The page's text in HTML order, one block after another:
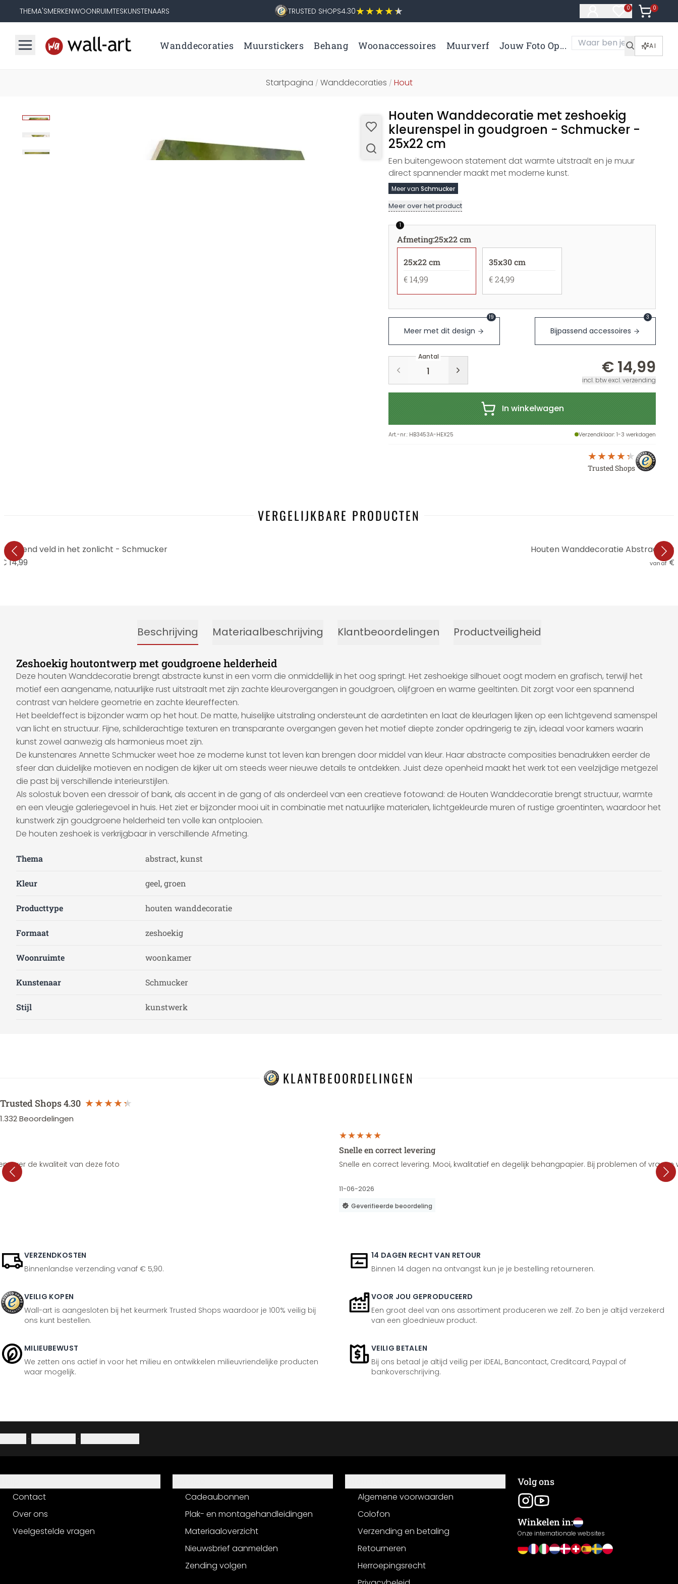
THEMA'SMERKENWOONRUIMTESKUNSTENAARS TRUSTED SHOPS4.30 0
Artikelen in
0
Artikelen
Wanddecoraties Muurstickers Behang Woonaccessoires Muurverf Jouw Foto Op... AI
Startpagina / Wanddecoraties / Hout
Houten Wanddecoratie met zeshoekig
kleurenspel in goudgroen - Schmucker -
25x22 cm
Een buitengewoon statement dat warmte uitstraalt en je muur
direct spannender maakt met moderne kunst.
Meer van Schmucker
Meer over het product
1
Afmeting:25x22 cm
25x22 cm
€ 14,99
35x30 cm
€ 24,99
Meer met dit design
19
Bijpassend accessoires
3
Aantal
€ 14,99
incl. btw excl. verzending
In winkelwagen
Art.-nr.: HB3453A-HEX25 Verzendklaar: 1-3 werkdagen
Trusted Shops
VERGELIJKBARE PRODUCTEN
veld in het zonlicht - Schmucker
€ 14,99
Houten Wanddecoratie Abstracte
vanaf €
Beschrijving Materiaalbeschrijving Klantbeoordelingen Productveiligheid
Zeshoekig houtontwerp met goudgroene helderheid
Deze houten Wanddecoratie brengt abstracte kunst in een vorm die onmiddellijk in het oog springt. Het zeshoekige silhouet oogt modern en grafisch, terwijl het
motief een aangename, natuurlijke rust uitstraalt met zijn zachte kleurovergangen in goudgroen, olijfgroen en warme geeltinten. Dit zorgt voor een spannend
contrast van heldere geometrie en zachte kleureffecten.
Het beeldeffect is bijzonder warm op het hout. De matte, huiselijke uitstraling ondersteunt de aardetinten en laat de kleurlagen lijken op een lichtgevend samenspel
van licht en structuur. Fijne, schilderachtige texturen en transparante overgangen geven het motief diepte zonder opdringerig te zijn, ideaal voor kamers waarin
kunst zowel aanwezig als harmonieus moet zijn.
De kunstenares Annette Schmucker weet hoe ze moderne kunst tot leven kan brengen door middel van kleur. Haar abstracte composities benadrukken eerder de
sfeer dan duidelijke motieven en nodigen de kijker uit om steeds weer nieuwe details te ontdekken. Juist deze openheid maakt het werk tot een veelzijdige metgezel
die past bij verschillende interieurstijlen.
Als solostuk boven een dressoir of bank, als accent in de gang of als onderdeel van een creatieve fotowand: de Houten Wanddecoratie brengt structuur, warmte
en een vleugje galeriegevoel in huis. Het ziet er bijzonder mooi uit in combinatie met natuurlijke materialen, lichtgekleurde muren of rustige groentinten, waardoor het
kunstwerk zijn goudgroene helderheid ten volle kan ontplooien.
De houten zeshoek is verkrijgbaar in verschillende Afmeting.
Thema abstract, kunst
Kleur geel, groen
Producttype houten wanddecoratie
Formaat zeshoekig
Woonruimte woonkamer
Kunstenaar Schmucker
Stijl kunstwerk
KLANTBEOORDELINGEN
Trusted Shops4.30
1.332Beoordelingen
over de kwaliteit van deze foto
Snelle en correct levering
Snelle en correct levering. Mooi, kwalitatief en degelijk behangpapier. Bij problemen of
11-06-2026
Geverifieerde beoordeling
VERZENDKOSTEN
Binnenlandse verzending vanaf € 5,90.
14 DAGEN RECHT VAN RETOUR
Binnen 14 dagen na ontvangst kun je je bestelling retourneren.
VEILIG KOPEN
Wall-art is aangesloten bij het keurmerk Trusted Shops waardoor je 100% veilig bij
ons kunt bestellen.
VOOR JOU GEPRODUCEERD
Een groot deel van ons assortiment produceren we zelf. Zo ben je altijd verzekerd
van een gloednieuw product.
MILIEUBEWUST
We zetten ons actief in voor het milieu en ontwikkelen milieuvriendelijke producten
waar mogelijk.
VEILIG BETALEN
Bij ons betaal je altijd veilig per iDEAL, Bancontact, Creditcard, Paypal of
bankoverschrijving.
· ·
Contact
Over ons
Veelgestelde vragen
Cadeaubonnen
Plak- en montagehandleidingen
Materiaaloverzicht
Nieuwsbrief aanmelden
Zending volgen
Algemene voorwaarden
Colofon
Verzending en betaling
Retourneren
Herroepingsrecht
Volg ons
Winkelen in:
Onze internationale websites